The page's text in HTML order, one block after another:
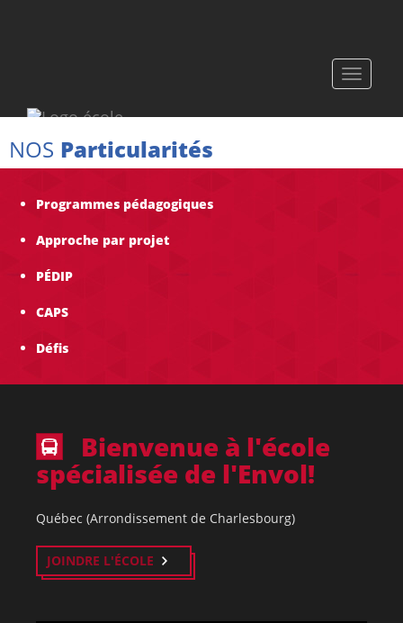
Toggle
NOS Particularités
Programmes pédagogiques
Approche par projet
PÉDIP
CAPS
Défis
Bienvenue à l'école
spécialisée de l'Envol!
Québec (Arrondissement de Charlesbourg)
JOINDRE L'ÉCOLE